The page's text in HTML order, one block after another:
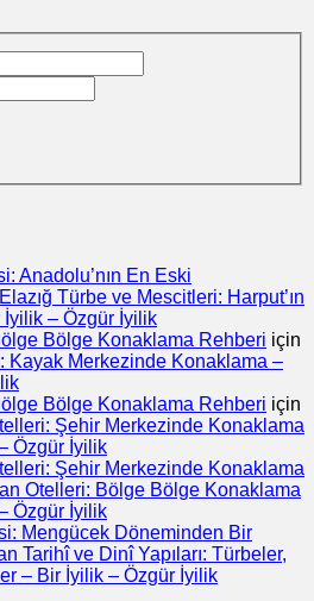
Anadolu’nın En Eski
Elazığ Türbe ve Mescitleri: Harput’ın
İyilik – Özgür İyilik
Bölge Konaklama Rehberi için
Kayak Merkezinde Konaklama –
Bölge Konaklama Rehberi için
Şehir Merkezinde Konaklama
Özgür İyilik
Şehir Merkezinde Konaklama
Otelleri: Bölge Bölge Konaklama
Özgür İyilik
Mengücek Döneminden Bir
Tarihî ve Dinî Yapıları: Türbeler,
– Bir İyilik – Özgür İyilik